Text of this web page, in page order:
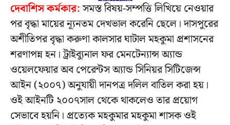
দেবাশিস কর্মকার:সমস্ত বিষয়-সম্পত্তি লিখিয়ে নেওয়ার
পর বৃদ্ধা মায়ের ন্যূনতম দেখভাল করেনি ছেলে। দাসপুরের
অশীতিপর বৃদ্ধা করুণা কালসার ঘাটাল মহকুমা প্রশাসনের
শরণাপন্ন হন। ট্রাইব্যুনাল ফর মেনটেন্যান্স অ্যান্ড
ওয়েলফেয়ার অব পেরেন্টস অ্যান্ড সিনিয়র সিটিজেন্স
আইন (২০০৭) অনুযায়ী দানপত্র দলিল বাতিল করা হয়।
ওই আইনটি ২০০৭সাল থেকে থাকলেও তার প্রয়োগ
সেভাবে হয়নি। প্রত্যেক মহকুমার মহকুমা শাসক ওই